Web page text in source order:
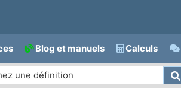
Blog et manuels Calculs